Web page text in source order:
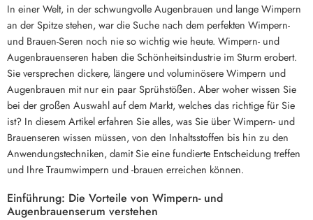
In einer Welt, in der schwungvolle Augenbrauen und lange Wimpern
an der Spitze stehen, war die Suche nach dem perfekten Wimpern-
und Brauen-Seren noch nie so wichtig wie heute. Wimpern- und
Augenbrauenseren haben die Schönheitsindustrie im Sturm erobert.
Sie versprechen dickere, längere und voluminösere Wimpern und
Augenbrauen mit nur ein paar Sprühstößen. Aber woher wissen Sie
bei der großen Auswahl auf dem Markt, welches das richtige für Sie
ist? In diesem Artikel erfahren Sie alles, was Sie über Wimpern- und
Brauenseren wissen müssen, von den Inhaltsstoffen bis hin zu den
Anwendungstechniken, damit Sie eine fundierte Entscheidung treffen
und Ihre Traumwimpern und -brauen erreichen können.
Einführung: Die Vorteile von Wimpern- und
Augenbrauenserum verstehen